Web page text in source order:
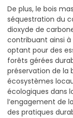
De plus, le bois
séquestration du
dioxyde de
contribuant ainsi
optant pour des
forêts gérées
préservation de la
écosystèmes
écologiques dans
l’engagement de
des pratiques